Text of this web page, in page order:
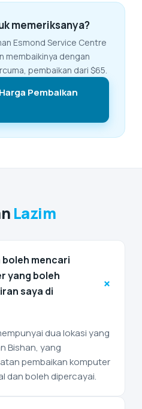
memeriksanya?
Esmond Service Centre
membaikinya dengan
pembaikan dari $65.
Pembaikan
Lazim
boleh mencari
yang boleh
saya di
+
dua lokasi yang
Bishan, yang
pembaikan komputer
dan boleh dipercayai.